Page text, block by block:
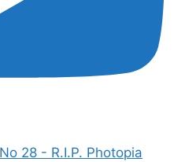
28 - R.I.P. Photopia